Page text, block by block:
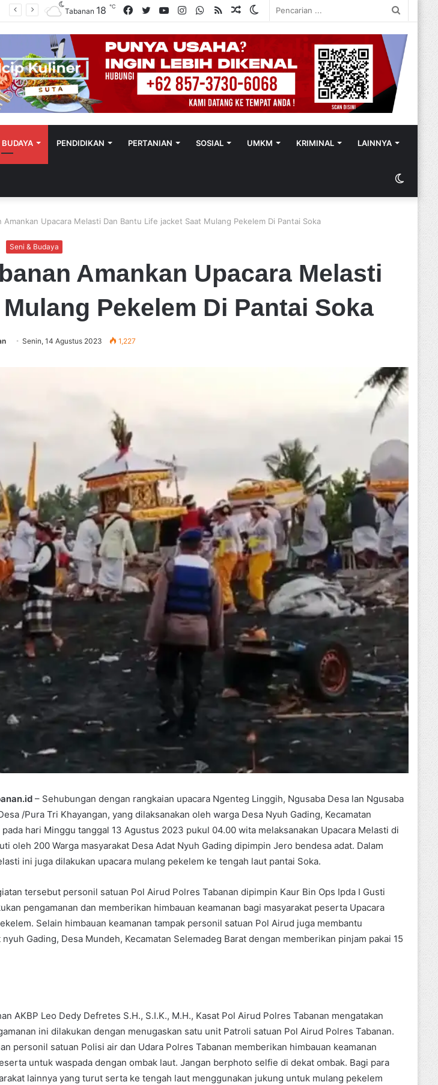
Switch
Random
RSS
WhatsApp
Instagram
YouTube
Twitter
Facebook
Tabanan 18℃
PENDIDIKAN PERTANIAN SOSIAL UMKM KRIMINAL LAINNYA
Switch
skin
Amankan Upacara Melasti Dan Bantu Life jacket Saat Mulang Pekelem Di Pantai Soka
Seni & Budaya
Amankan Upacara Melasti
Pekelem Di Pantai Soka
Senin, 14 Agustus 2023 1,227
– Sehubungan dengan rangkaian upacara Ngenteg Linggih, Ngusaba Desa lan Ngusaba
/Pura Tri Khayangan, yang dilaksanakan oleh warga Desa Nyuh Gading, Kecamatan
hari Minggu tanggal 13 Agustus 2023 pukul 04.00 wita melaksanakan Upacara Melasti di
oleh 200 Warga masyarakat Desa Adat Nyuh Gading dipimpin Jero bendesa adat. Dalam
ini juga dilakukan upacara mulang pekelem ke tengah laut pantai Soka.
tersebut personil satuan Pol Airud Polres Tabanan dipimpin Kaur Bin Ops Ipda I Gusti
pengamanan dan memberikan himbauan keamanan bagi masyarakat peserta Upacara
Selain himbauan keamanan tampak personil satuan Pol Airud juga membantu
nyuh Gading, Desa Mundeh, Kecamatan Selemadeg Barat dengan memberikan pinjam pakai 15
AKBP Leo Dedy Defretes S.H., S.I.K., M.H., Kasat Pol Airud Polres Tabanan mengatakan
ini dilakukan dengan menugaskan satu unit Patroli satuan Pol Airud Polres Tabanan.
personil satuan Polisi air dan Udara Polres Tabanan memberikan himbauan keamanan
untuk waspada dengan ombak laut. Jangan berphoto selfie di dekat ombak. Bagi para
lainnya yang turut serta ke tengah laut menggunakan jukung untuk mulang pekelem